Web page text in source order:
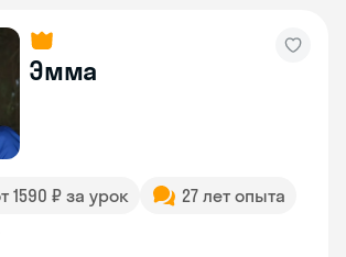
Эмма
1590 ₽ за урок
27 лет опыта